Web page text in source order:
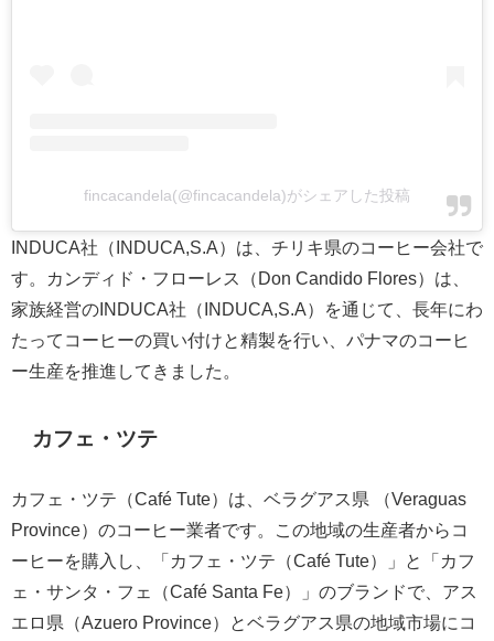
fincacandela(@fincacandela)がシェアした投稿
INDUCA社（INDUCA,S.A）は、チリキ県のコーヒー会社で
す。カンディド・フローレス（Don Candido Flores）は、
家族経営のINDUCA社（INDUCA,S.A）を通じて、長年にわ
たってコーヒーの買い付けと精製を行い、パナマのコーヒ
ー生産を推進してきました。
カフェ・ツテ
カフェ・ツテ（Café Tute）は、ベラグアス県 （Veraguas
Province）のコーヒー業者です。この地域の生産者からコ
ーヒーを購入し、「カフェ・ツテ（Café Tute）」と「カフ
ェ・サンタ・フェ（Café Santa Fe）」のブランドで、アス
エロ県（Azuero Province）とベラグアス県の地域市場にコ